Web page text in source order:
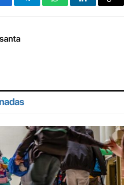
TelegramWhatsAppLinkedInCopy